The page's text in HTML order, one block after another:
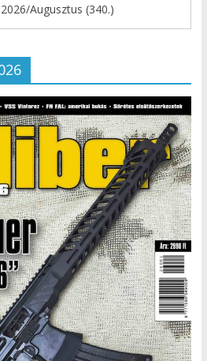
Augusztus (340.)